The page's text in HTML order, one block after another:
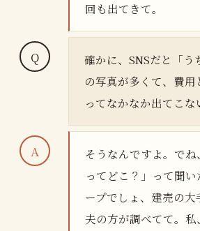
回も出てきて。
確かに、SNSだと「
の写真が多くて、費
ってなかなか出てこな
そうなんですよ。で
ってどこ？」って聞
ープでしょ、建売の大
夫の方が調べてて。